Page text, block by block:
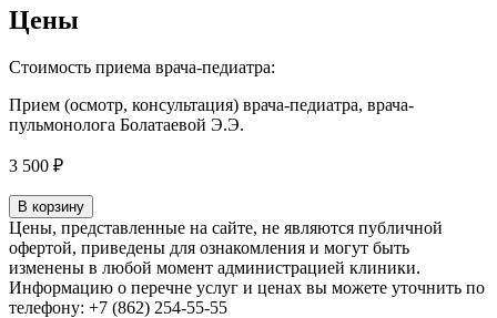
Цены
Стоимость приема врача-педиатра:
Прием (осмотр, консультация) врача-педиатра, врача-
пульмонолога Болатаевой Э.Э.
3 500 ₽
В корзину
Цены, представленные на сайте, не являются публичной
офертой, приведены для ознакомления и могут быть
изменены в любой момент администрацией клиники.
Информацию о перечне услуг и ценах вы можете уточнить по
телефону: +7 (862) 254-55-55